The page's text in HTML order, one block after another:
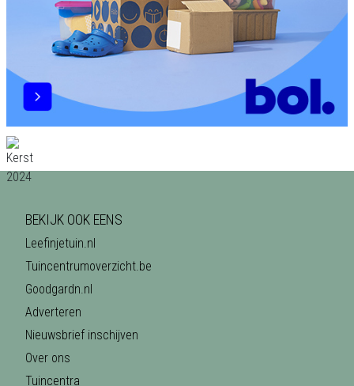
BEKIJK OOK EENS
Leefinjetuin.nl
Tuincentrumoverzicht.be
Goodgardn.nl
Adverteren
Nieuwsbrief inschijven
Over ons
Tuincentra